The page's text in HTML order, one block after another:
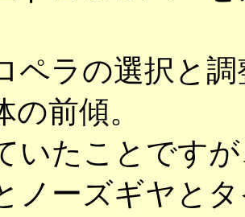
ペラの選択と
の前傾。
いたことです
ノーズギヤと